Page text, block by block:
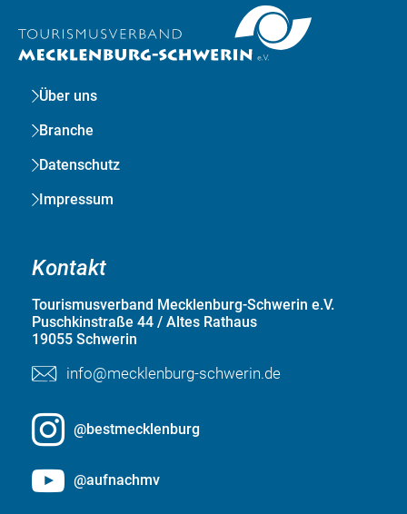
Über uns
Branche
Datenschutz
Impressum
Kontakt
Tourismusverband Mecklenburg-Schwerin e.V.
Puschkinstraße 44 / Altes Rathaus
19055 Schwerin
info@mecklenburg-schwerin.de
@bestmecklenburg
@aufnachmv